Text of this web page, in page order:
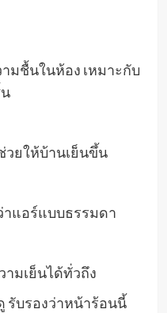
มชื้นในห้อง เหมาะกับ
ยให้บ้านเย็นขึ้น
าแอร์แบบธรรมดา
มเย็นได้ทั่วถึง
รับรองว่าหน้าร้อนนี้